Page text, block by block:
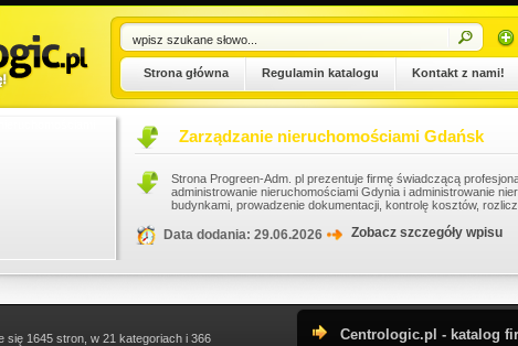
Strona główna Regulamin katalogu Kontakt z nami!
Zarządzanie nieruchomościami Gdańsk
Strona Progreen-Adm. pl prezentuje firmę świadczącą
administrowanie nieruchomościami Gdynia i administrowanie
budynkami, prowadzenie dokumentacji, kontrolę kosztów,
Data dodania: 29.06.2026 Zobacz szczegóły wpisu
Centrologic.pl - katalog
się 1645 stron, w 21 kategoriach i 366